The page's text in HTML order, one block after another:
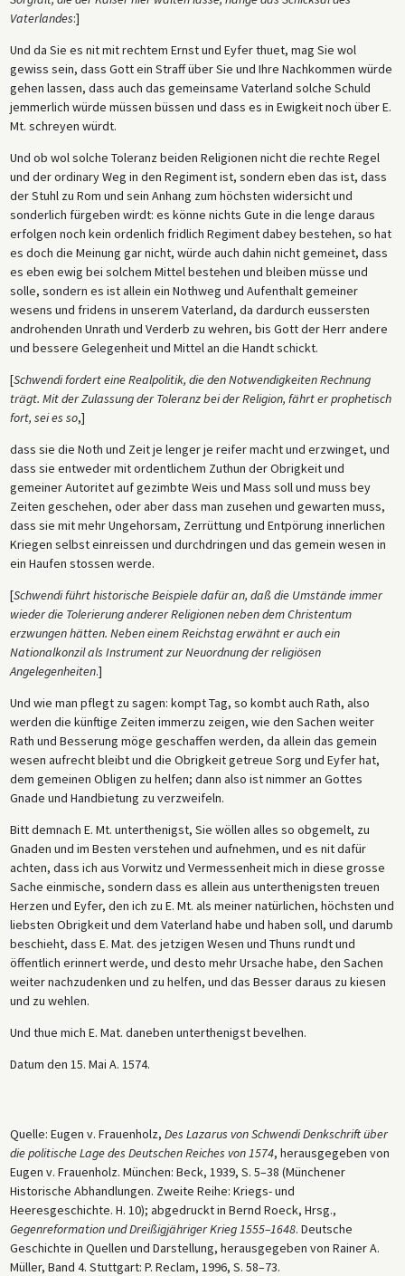
Vaterlandes:]
Und da Sie es nit mit rechtem Ernst und Eyfer thuet, mag Sie wol
gewiss sein, dass Gott ein Straff über Sie und Ihre Nachkommen würde
gehen lassen, dass auch das gemeinsame Vaterland solche Schuld
jemmerlich würde müssen büssen und dass es in Ewigkeit noch über E.
Mt. schreyen würdt.
Und ob wol solche Toleranz beiden Religionen nicht die rechte Regel
und der ordinary Weg in den Regiment ist, sondern eben das ist, dass
der Stuhl zu Rom und sein Anhang zum höchsten widersicht und
sonderlich fürgeben wirdt: es könne nichts Gute in die lenge daraus
erfolgen noch kein ordenlich fridlich Regiment dabey bestehen, so hat
es doch die Meinung gar nicht, würde auch dahin nicht gemeinet, dass
es eben ewig bei solchem Mittel bestehen und bleiben müsse und
solle, sondern es ist allein ein Nothweg und Aufenthalt gemeiner
wesens und fridens in unserem Vaterland, da dardurch eussersten
androhenden Unrath und Verderb zu wehren, bis Gott der Herr andere
und bessere Gelegenheit und Mittel an die Handt schickt.
[Schwendi fordert eine Realpolitik, die den Notwendigkeiten Rechnung
trägt. Mit der Zulassung der Toleranz bei der Religion, fährt er prophetisch
fort, sei es so,]
dass sie die Noth und Zeit je lenger je reifer macht und erzwinget, und
dass sie entweder mit ordentlichem Zuthun der Obrigkeit und
gemeiner Autoritet auf gezimbte Weis und Mass soll und muss bey
Zeiten geschehen, oder aber dass man zusehen und gewarten muss,
dass sie mit mehr Ungehorsam, Zerrüttung und Entpörung innerlichen
Kriegen selbst einreissen und durchdringen und das gemein wesen in
ein Haufen stossen werde.
[Schwendi führt historische Beispiele dafür an, daß die Umstände immer
wieder die Tolerierung anderer Religionen neben dem Christentum
erzwungen hätten. Neben einem Reichstag erwähnt er auch ein
Nationalkonzil als Instrument zur Neuordnung der religiösen
Angelegenheiten.]
Und wie man pflegt zu sagen: kompt Tag, so kombt auch Rath, also
werden die künftige Zeiten immerzu zeigen, wie den Sachen weiter
Rath und Besserung möge geschaffen werden, da allein das gemein
wesen aufrecht bleibt und die Obrigkeit getreue Sorg und Eyfer hat,
dem gemeinen Obligen zu helfen; dann also ist nimmer an Gottes
Gnade und Handbietung zu verzweifeln.
Bitt demnach E. Mt. unterthenigst, Sie wöllen alles so obgemelt, zu
Gnaden und im Besten verstehen und aufnehmen, und es nit dafür
achten, dass ich aus Vorwitz und Vermessenheit mich in diese grosse
Sache einmische, sondern dass es allein aus unterthenigsten treuen
Herzen und Eyfer, den ich zu E. Mt. als meiner natürlichen, höchsten und
liebsten Obrigkeit und dem Vaterland habe und haben soll, und darumb
beschieht, dass E. Mat. des jetzigen Wesen und Thuns rundt und
öffentlich erinnert werde, und desto mehr Ursache habe, den Sachen
weiter nachzudenken und zu helfen, und das Besser daraus zu kiesen
und zu wehlen.
Und thue mich E. Mat. daneben unterthenigst bevelhen.
Datum den 15. Mai A. 1574.
Quelle: Eugen v. Frauenholz, Des Lazarus von Schwendi Denkschrift über
die politische Lage des Deutschen Reiches von 1574, herausgegeben von
Eugen v. Frauenholz. München: Beck, 1939, S. 5–38 (Münchener
Historische Abhandlungen. Zweite Reihe: Kriegs- und
Heeresgeschichte. H. 10); abgedruckt in Bernd Roeck, Hrsg.,
Gegenreformation und Dreißigjähriger Krieg 1555–1648. Deutsche
Geschichte in Quellen und Darstellung, herausgegeben von Rainer A.
Müller, Band 4. Stuttgart: P. Reclam, 1996, S. 58–73.